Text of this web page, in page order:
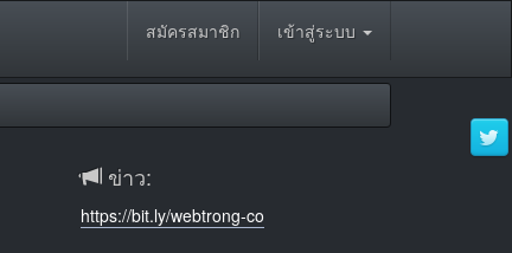
สมัครสมาชิก เข้าสู่ระบบ
ข่าว:
https://bit.ly/webtrong-co